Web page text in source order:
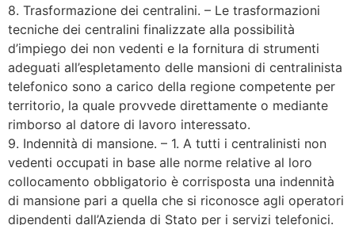
8. Trasformazione dei centralini. – Le trasformazioni
tecniche dei centralini finalizzate alla possibilità
d’impiego dei non vedenti e la fornitura di strumenti
adeguati all’espletamento delle mansioni di centralinista
telefonico sono a carico della regione competente per
territorio, la quale provvede direttamente o mediante
rimborso al datore di lavoro interessato.
9. Indennità di mansione. – 1. A tutti i centralinisti non
vedenti occupati in base alle norme relative al loro
collocamento obbligatorio è corrisposta una indennità
di mansione pari a quella che si riconosce agli operatori
dipendenti dall’Azienda di Stato per i servizi telefonici.